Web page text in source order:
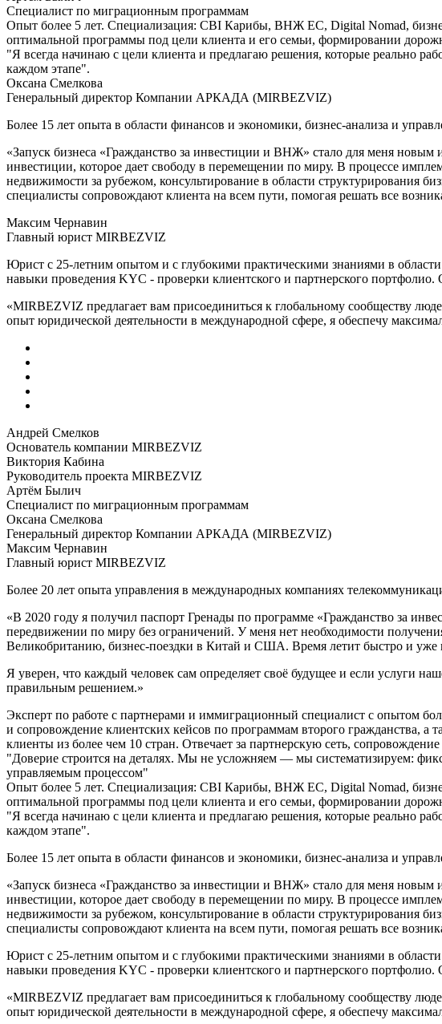
Специалист по миграционным программам
Опыт более 5 лет. Специализация: CBI Карибы, ВНЖ ЕС, Digital Nomad,
оптимальной программы под цели клиента и его семьи, формировании
"Я всегда начинаю с цели клиента и предлагаю решения, которые реально
каждом этапе".
Оксана Смелкова
Генеральный директор Компании АРКАДА (MIRBEZVIZ)
Более 15 лет опыта в области финансов и экономики, бизнес-анализа и
«Запуск бизнеса «Гражданство за инвестиции и ВНЖ» стало для меня
инвестиции, которое дает свободу в перемещении по миру. В процессе
недвижимости за рубежом, консультирование в области структурирования
специалисты сопровождают клиента на всем пути, помогая решать все
Максим Чернавин
Главный юрист MIRBEZVIZ
Юрист с 25-летним опытом и с глубокими практическими знаниями в
навыки проведения KYC - проверки клиентского и партнерского
«MIRBEZVIZ предлагает вам присоединиться к глобальному сообществу
опыт юридической деятельности в международной сфере, я обеспечу
Андрей Смелков
Основатель компании MIRBEZVIZ
Виктория Кабина
Руководитель проекта MIRBEZVIZ
Артём Былич
Специалист по миграционным программам
Оксана Смелкова
Генеральный директор Компании АРКАДА (MIRBEZVIZ)
Максим Чернавин
Главный юрист MIRBEZVIZ
Более 20 лет опыта управления в международных компаниях
«В 2020 году я получил паспорт Гренады по программе «Гражданство за
передвижении по миру без ограничений. У меня нет необходимости
Великобританию, бизнес-поездки в Китай и США. Время летит быстро и
Я уверен, что каждый человек сам определяет своё будущее и если услуги
правильным решением.»
Эксперт по работе с партнерами и иммиграционный специалист с опытом
и сопровождение клиентских кейсов по программам второго гражданства,
клиенты из более чем 10 стран. Отвечает за партнерскую сеть,
"Доверие строится на деталях. Мы не усложняем — мы систематизируем:
управляемым процессом"
Опыт более 5 лет. Специализация: CBI Карибы, ВНЖ ЕС, Digital Nomad,
оптимальной программы под цели клиента и его семьи, формировании
"Я всегда начинаю с цели клиента и предлагаю решения, которые реально
каждом этапе".
Более 15 лет опыта в области финансов и экономики, бизнес-анализа и
«Запуск бизнеса «Гражданство за инвестиции и ВНЖ» стало для меня
инвестиции, которое дает свободу в перемещении по миру. В процессе
недвижимости за рубежом, консультирование в области структурирования
специалисты сопровождают клиента на всем пути, помогая решать все
Юрист с 25-летним опытом и с глубокими практическими знаниями в
навыки проведения KYC - проверки клиентского и партнерского
«MIRBEZVIZ предлагает вам присоединиться к глобальному сообществу
опыт юридической деятельности в международной сфере, я обеспечу